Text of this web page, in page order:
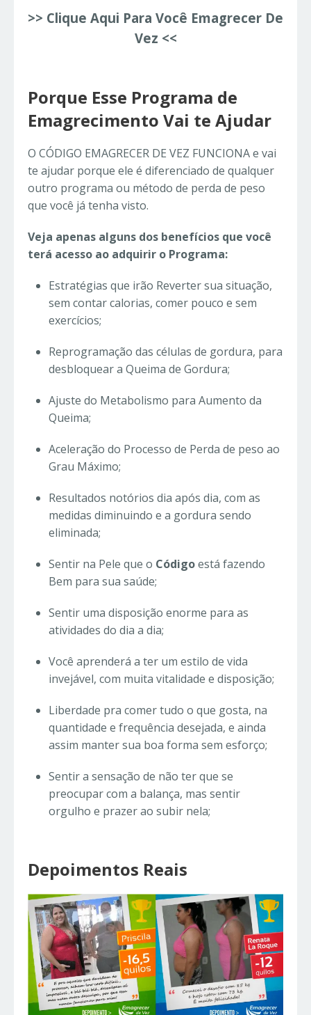
>> Clique Aqui Para Você Emagrecer De
Vez <<
Porque Esse Programa de
Emagrecimento Vai te Ajudar
O CÓDIGO EMAGRECER DE VEZ FUNCIONA e vai
te ajudar porque ele é diferenciado de qualquer
outro programa ou método de perda de peso
que você já tenha visto.
Veja apenas alguns dos benefícios que você
terá acesso ao adquirir o Programa:
Estratégias que irão Reverter sua situação,
sem contar calorias, comer pouco e sem
exercícios;
Reprogramação das células de gordura, para
desbloquear a Queima de Gordura;
Ajuste do Metabolismo para Aumento da
Queima;
Aceleração do Processo de Perda de peso ao
Grau Máximo;
Resultados notórios dia após dia, com as
medidas diminuindo e a gordura sendo
eliminada;
Sentir na Pele que o Códigoestá fazendo
Bem para sua saúde;
Sentir uma disposição enorme para as
atividades do dia a dia;
Você aprenderá a ter um estilo de vida
invejável, com muita vitalidade e disposição;
Liberdade pra comer tudo o que gosta, na
quantidade e frequência desejada, e ainda
assim manter sua boa forma sem esforço;
Sentir a sensação de não ter que se
preocupar com a balança, mas sentir
orgulho e prazer ao subir nela;
Depoimentos Reais